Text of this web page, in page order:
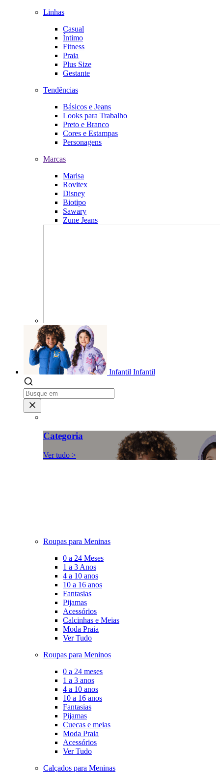
Linhas
Casual
Íntimo
Fitness
Praia
Plus Size
Gestante
Tendências
Básicos e Jeans
Looks para Trabalho
Preto e Branco
Cores e Estampas
Personagens
Marcas
Marisa
Rovitex
Disney
Biotipo
Sawary
Zune Jeans
Infantil Infantil
Categoria
Ver tudo >
Roupas para Meninas
0 a 24 Meses
1 a 3 Anos
4 a 10 anos
10 a 16 anos
Fantasias
Pijamas
Acessórios
Calcinhas e Meias
Moda Praia
Ver Tudo
Roupas para Meninos
0 a 24 meses
1 a 3 anos
4 a 10 anos
10 a 16 anos
Fantasias
Pijamas
Cuecas e meias
Moda Praia
Acessórios
Ver Tudo
Calçados para Meninas